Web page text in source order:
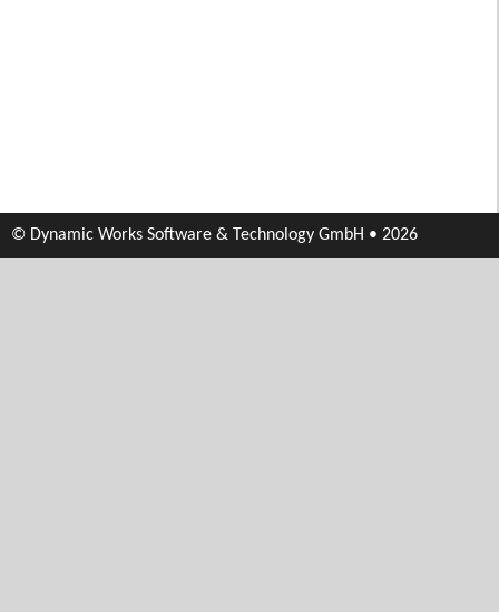
© Dynamic Works Software & Technology GmbH • 2026